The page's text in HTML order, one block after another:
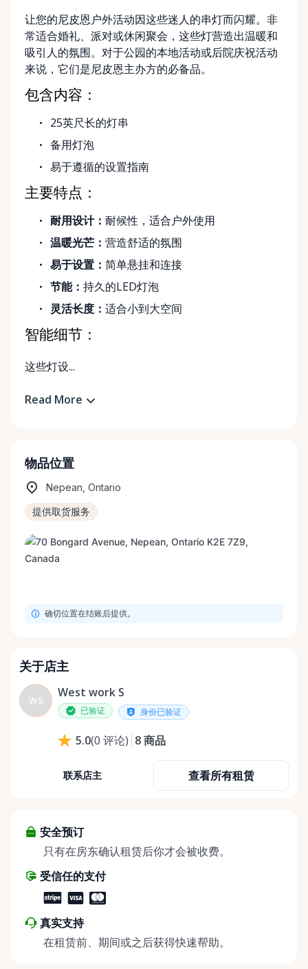
让您的尼皮恩户外活动因这些迷人的串灯而闪耀。非
常适合婚礼、派对或休闲聚会，这些灯营造出温暖和
吸引人的氛围。对于公园的本地活动或后院庆祝活动
来说，它们是尼皮恩主办方的必备品。
包含内容：
25英尺长的灯串
备用灯泡
易于遵循的设置指南
主要特点：
耐用设计：耐候性，适合户外使用
温暖光芒：营造舒适的氛围
易于设置：简单悬挂和连接
节能：持久的LED灯泡
灵活长度：适合小到大空间
智能细节：
这些灯设...
Read More
物品位置
Nepean, Ontario
提供取货服务
确切位置在结账后提供。
关于店主
WS
West work S
已验证 身份已验证
5.0(0 评论) 8商品
联系店主 查看所有租赁
安全预订
只有在房东确认租赁后你才会被收费。
受信任的支付
真实支持
在租赁前、期间或之后获得快速帮助。